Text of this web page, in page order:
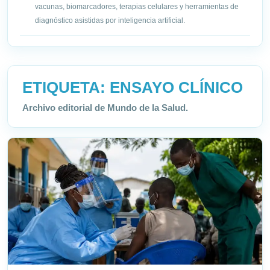
vacunas, biomarcadores, terapias celulares y herramientas de
diagnóstico asistidas por inteligencia artificial.
ETIQUETA: ENSAYO CLÍNICO
Archivo editorial de Mundo de la Salud.